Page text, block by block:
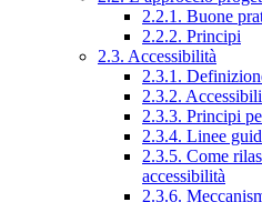
2.2.1. Buone
2.2.2. Principi
2.3. Accessibilità
2.3.1.
2.3.2.
2.3.3. Principi
2.3.4. Linee
2.3.5. Come
accessibilità
2.3.6.